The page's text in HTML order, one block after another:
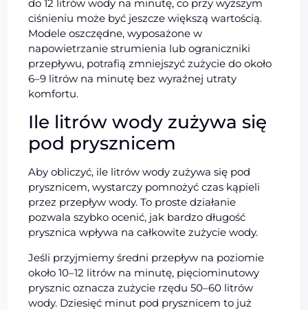
do 12 litrów wody na minutę, co przy wyższym
ciśnieniu może być jeszcze większą wartością.
Modele oszczędne, wyposażone w
napowietrzanie strumienia lub ograniczniki
przepływu, potrafią zmniejszyć zużycie do około
6–9 litrów na minutę bez wyraźnej utraty
komfortu.
Ile litrów wody zużywa się
pod prysznicem
Aby obliczyć, ile litrów wody zużywa się pod
prysznicem, wystarczy pomnożyć czas kąpieli
przez przepływ wody. To proste działanie
pozwala szybko ocenić, jak bardzo długość
prysznica wpływa na całkowite zużycie wody.
Jeśli przyjmiemy średni przepływ na poziomie
około 10–12 litrów na minutę, pięciominutowy
prysznic oznacza zużycie rzędu 50–60 litrów
wody. Dziesięć minut pod prysznicem to już